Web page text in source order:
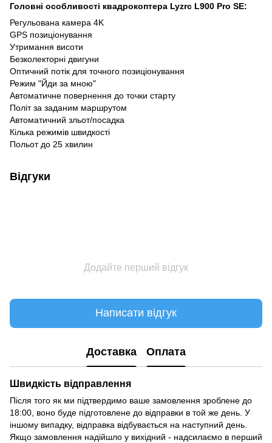
Головні особливості квадрокоптера Lyzrc L900 Pro SE:
Регульована камера 4K
GPS позиціонування
Утримання висоти
Безколекторні двигуни
Оптичний потік для точного позиціонування
Режим "Йди за мною"
Автоматичне повернення до точки старту
Політ за заданим маршрутом
Автоматичний зльот/посадка
Кілька режимів швидкості
Польот до 25 хвилин
Відгуки
Додайте перший відгук
Написати відгук
Доставка Оплата
Швидкість відправлення
Після того як ми підтвердимо ваше замовлення зроблене до
18:00, воно буде підготовлене до відправки в той же день. У
іншому випадку, відправка відбувається на наступний день.
Якщо замовлення надійшло у вихідний - надсилаємо в перший